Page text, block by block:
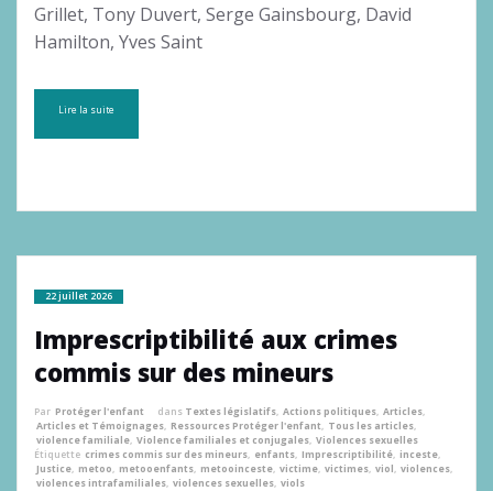
Grillet, Tony Duvert, Serge Gainsbourg, David
Hamilton, Yves Saint
Lire la suite
22 juillet 2026
Imprescriptibilité aux crimes
commis sur des mineurs
Par Protéger l'enfant dans Textes législatifs, Actions politiques, Articles,
Articles et Témoignages, Ressources Protéger l'enfant, Tous les articles,
violence familiale, Violence familiales et conjugales, Violences sexuelles
Étiquette crimes commis sur des mineurs, enfants, Imprescriptibilité, inceste,
Justice, metoo, metooenfants, metooinceste, victime, victimes, viol, violences,
violences intrafamiliales, violences sexuelles, viols